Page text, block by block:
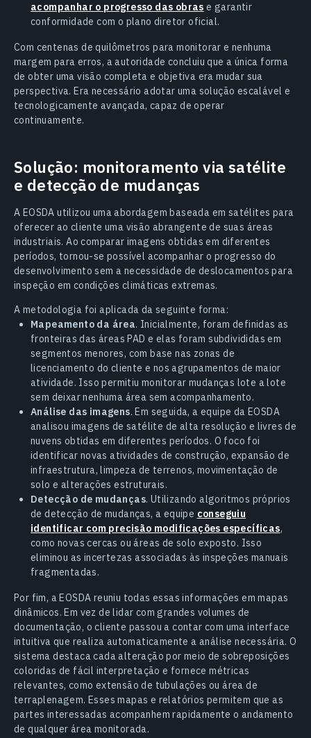
acompanhar o progresso das obras e garantir
conformidade com o plano diretor oficial.
Com centenas de quilômetros para monitorar e nenhuma
margem para erros, a autoridade concluiu que a única forma
de obter uma visão completa e objetiva era mudar sua
perspectiva. Era necessário adotar uma solução escalável e
tecnologicamente avançada, capaz de operar
continuamente.
Solução: monitoramento via satélite
e detecção de mudanças
A EOSDA utilizou uma abordagem baseada em satélites para
oferecer ao cliente uma visão abrangente de suas áreas
industriais. Ao comparar imagens obtidas em diferentes
períodos, tornou-se possível acompanhar o progresso do
desenvolvimento sem a necessidade de deslocamentos para
inspeção em condições climáticas extremas.
A metodologia foi aplicada da seguinte forma:
Mapeamento da área. Inicialmente, foram definidas as
fronteiras das áreas PAD e elas foram subdivididas em
segmentos menores, com base nas zonas de
licenciamento do cliente e nos agrupamentos de maior
atividade. Isso permitiu monitorar mudanças lote a lote
sem deixar nenhuma área sem acompanhamento.
Análise das imagens. Em seguida, a equipe da EOSDA
analisou imagens de satélite de alta resolução e livres de
nuvens obtidas em diferentes períodos. O foco foi
identificar novas atividades de construção, expansão de
infraestrutura, limpeza de terrenos, movimentação de
solo e alterações estruturais.
Detecção de mudanças. Utilizando algoritmos próprios
de detecção de mudanças, a equipe conseguiu
identificar com precisão modificações específicas,
como novas cercas ou áreas de solo exposto. Isso
eliminou as incertezas associadas às inspeções manuais
fragmentadas.
Por fim, a EOSDA reuniu todas essas informações em mapas
dinâmicos. Em vez de lidar com grandes volumes de
documentação, o cliente passou a contar com uma interface
intuitiva que realiza automaticamente a análise necessária. O
sistema destaca cada alteração por meio de sobreposições
coloridas de fácil interpretação e fornece métricas
relevantes, como extensão de tubulações ou área de
terraplenagem. Esses mapas e relatórios permitem que as
partes interessadas acompanhem rapidamente o andamento
de qualquer área monitorada.